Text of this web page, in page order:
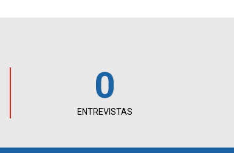
0
ENTREVISTAS